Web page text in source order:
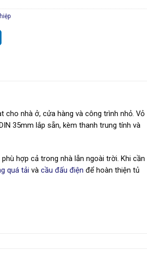
cho nhà ở, cửa hàng và công trình nhỏ. Vỏ
35mm lắp sẵn, kèm thanh trung tính và
hợp cả trong nhà lẫn ngoài trời. Khi cần
quá tải và cầu đấu điện để hoàn thiện tủ